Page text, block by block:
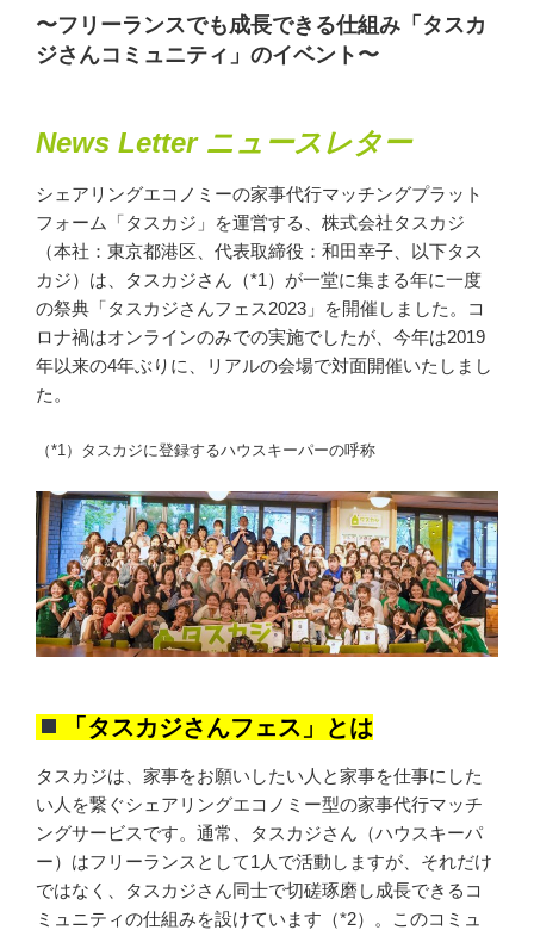
〜フリーランスでも成長できる仕組み「タスカ
ジさんコミュニティ」のイベント〜
News Letter ニュースレター
シェアリングエコノミーの家事代行マッチングプラット
フォーム「タスカジ」を運営する、株式会社タスカジ
（本社：東京都港区、代表取締役：和田幸子、以下タス
カジ）は、タスカジさん（*1）が一堂に集まる年に一度
の祭典「タスカジさんフェス2023」を開催しました。コ
ロナ禍はオンラインのみでの実施でしたが、今年は2019
年以来の4年ぶりに、リアルの会場で対面開催いたしまし
た。
（*1） タスカジに登録するハウスキーパーの呼称
「タスカジさんフェス」とは
タスカジは、家事をお願いしたい人と家事を仕事にした
い人を繋ぐシェアリングエコノミー型の家事代行マッチ
ングサービスです。通常、タスカジさん（ハウスキーパ
ー）はフリーランスとして1人で活動しますが、それだけ
ではなく、タスカジさん同士で切磋琢磨し成長できるコ
ミュニティの仕組みを設けています（*2）。このコミュ